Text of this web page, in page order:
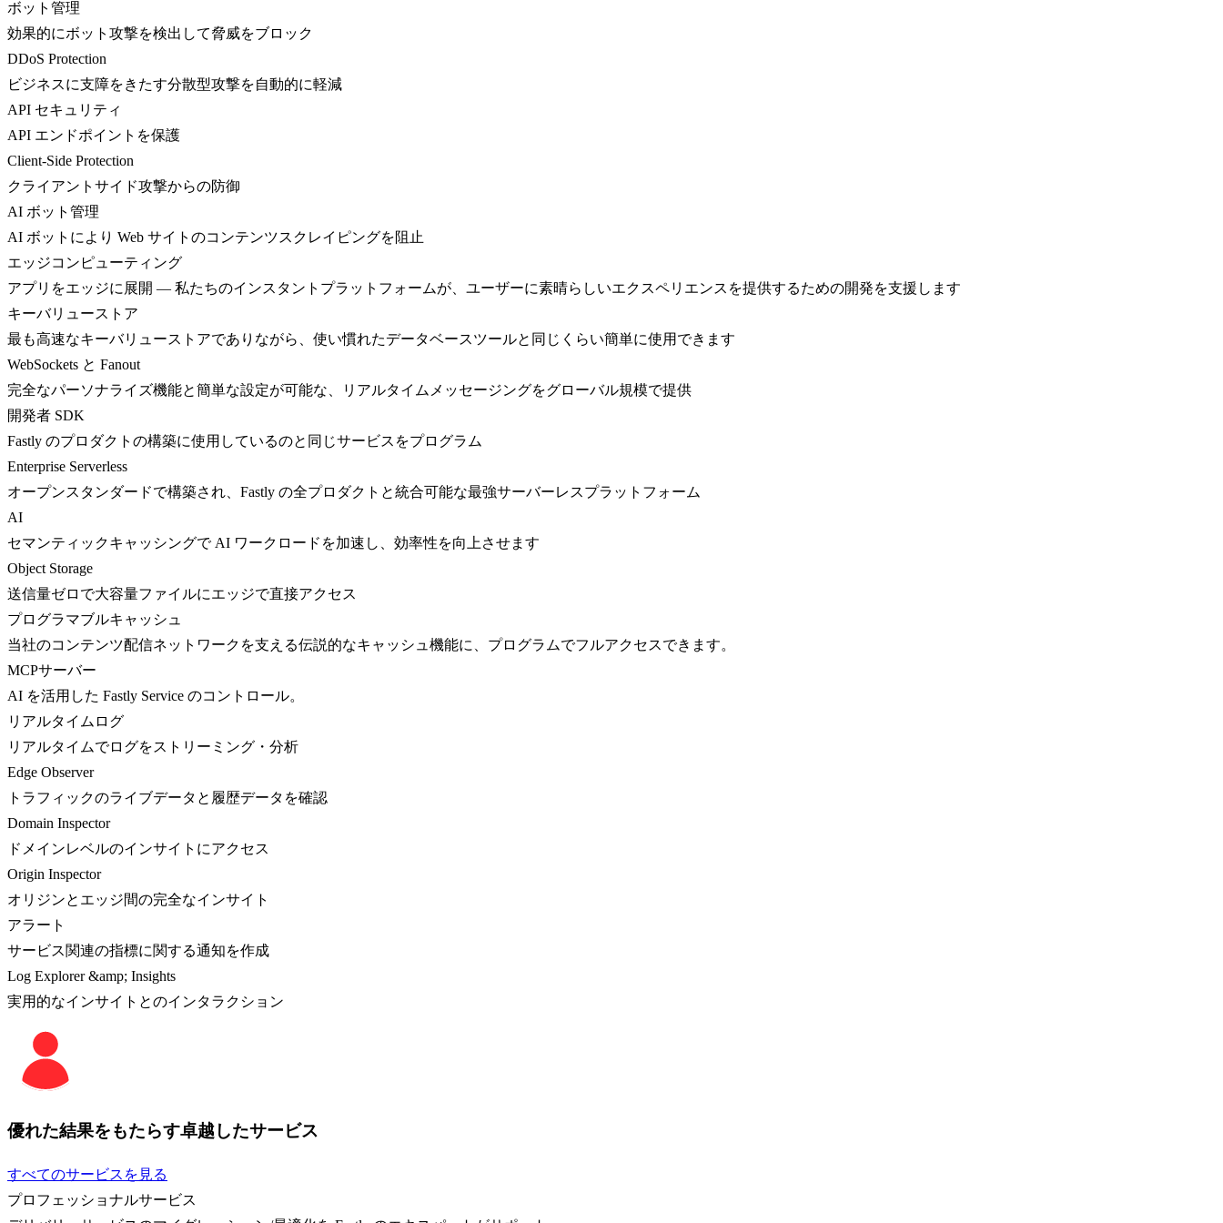
ボット管理
効果的にボット攻撃を検出して脅威をブロック
DDoS Protection
ビジネスに支障をきたす分散型攻撃を自動的に軽減
API セキュリティ
API エンドポイントを保護
Client-Side Protection
クライアントサイド攻撃からの防御
AI ボット管理
AI ボットにより Web サイトのコンテンツスクレイピングを阻止
エッジコンピューティング
アプリをエッジに展開 — 私たちのインスタントプラットフォームが、ユーザーに素晴らしいエクスペリエンスを提供するための開発を支援します
キーバリューストア
最も高速なキーバリューストアでありながら、使い慣れたデータベースツールと同じくらい簡単に使用できます
WebSockets と Fanout
完全なパーソナライズ機能と簡単な設定が可能な、リアルタイムメッセージングをグローバル規模で提供
開発者 SDK
Fastly のプロダクトの構築に使用しているのと同じサービスをプログラム
Enterprise Serverless
オープンスタンダードで構築され、Fastly の全プロダクトと統合可能な最強サーバーレスプラットフォーム
AI
セマンティックキャッシングで AI ワークロードを加速し、効率性を向上させます
Object Storage
送信量ゼロで大容量ファイルにエッジで直接アクセス
プログラマブルキャッシュ
当社のコンテンツ配信ネットワークを支える伝説的なキャッシュ機能に、プログラムでフルアクセスできます。
MCPサーバー
AI を活用した Fastly Service のコントロール。
リアルタイムログ
リアルタイムでログをストリーミング・分析
Edge Observer
トラフィックのライブデータと履歴データを確認
Domain Inspector
ドメインレベルのインサイトにアクセス
Origin Inspector
オリジンとエッジ間の完全なインサイト
アラート
サービス関連の指標に関する通知を作成
Log Explorer &amp; Insights
実用的なインサイトとのインタラクション
優れた結果をもたらす卓越したサービス
すべてのサービスを見る
プロフェッショナルサービス